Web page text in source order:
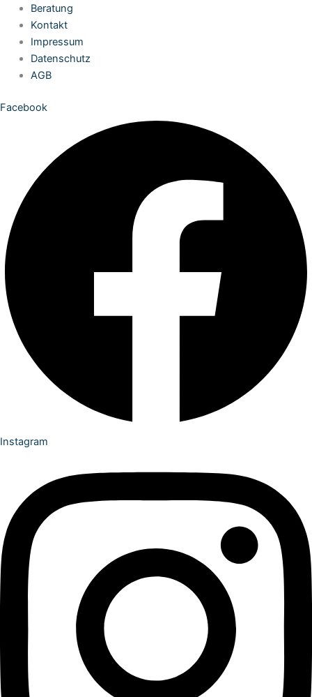
Zum
Inhalt
springen
Beratung
Kontakt
Impressum
Datenschutz
AGB
Facebook
Instagram